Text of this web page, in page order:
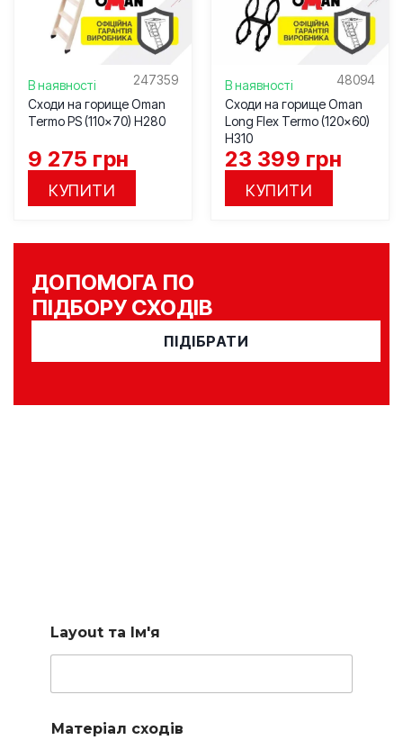
В наявності
247359
Сходи на горище Oman
Termo PS (110×70) H280
9 275 грн
КУПИТИ
В наявності
48094
Сходи на горище Oman
Long Flex Termo (120×60)
H310
23 399 грн
КУПИТИ
ДОПОМОГА ПО
ПІДБОРУ СХОДІВ
ПІДІБРАТИ
Layout та Ім'я
Матеріал сходів